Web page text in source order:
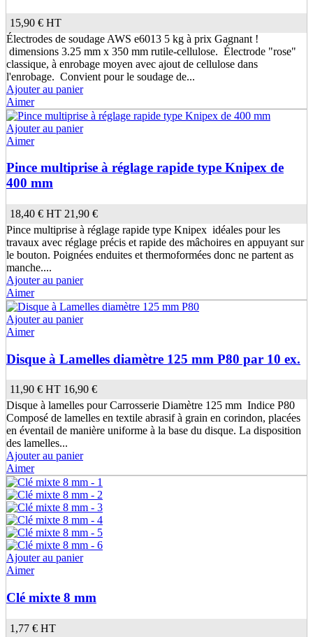
15,90 € HT
Électrodes de soudage AWS e6013 5 kg à prix Gagnant !
dimensions 3.25 mm x 350 mm rutile-cellulose. Électrode "rose"
classique, à enrobage moyen avec ajout de cellulose dans
l'enrobage. Convient pour le soudage de...
Ajouter au panier
Aimer
Ajouter au panier
Aimer
Pince multiprise à réglage rapide type Knipex de
400 mm
18,40 € HT 21,90 €
Pince multiprise à réglage rapide type Knipex idéales pour les
travaux avec réglage précis et rapide des mâchoires en appuyant sur
le bouton. Poignées enduites et thermoformées donc ne partent as
manche....
Ajouter au panier
Aimer
Ajouter au panier
Aimer
Disque à Lamelles diamètre 125 mm P80 par 10 ex.
11,90 € HT 16,90 €
Disque à lamelles pour Carrosserie Diamètre 125 mm Indice P80
Composé de lamelles en textile abrasif à grain en corindon, placées
en éventail de manière uniforme à la base du disque. La disposition
des lamelles...
Ajouter au panier
Aimer
Ajouter au panier
Aimer
Clé mixte 8 mm
1,77 € HT